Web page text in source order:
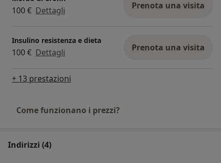
100 € Dettagli Prenota una visita
Insulino resistenza e dieta
100 € Dettagli Prenota una visita
+ 13 prestazioni
Come funzionano i prezzi?
Indirizzi (4)